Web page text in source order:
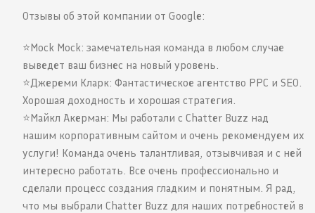
Отзывы об этой компании от Google:
⭐️Mock Mock: замечательная команда в любом случае
выведет ваш бизнес на новый уровень.
⭐️Джереми Кларк: Фантастическое агентство PPC и SEO.
Хорошая доходность и хорошая стратегия.
⭐️Майкл Акерман: Мы работали с Chatter Buzz над
нашим корпоративным сайтом и очень рекомендуем их
услуги! Команда очень талантливая, отзывчивая и с ней
интересно работать. Все очень профессионально и
сделали процесс создания гладким и понятным. Я рад,
что мы выбрали Chatter Buzz для наших потребностей в